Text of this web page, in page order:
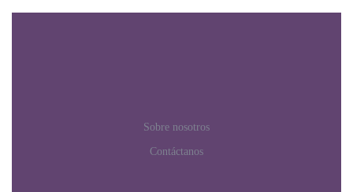
Sobre nosotros
Contáctanos